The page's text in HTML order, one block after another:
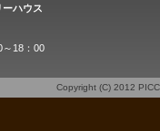
ハウス
～18：00
Copyright (C) 2012